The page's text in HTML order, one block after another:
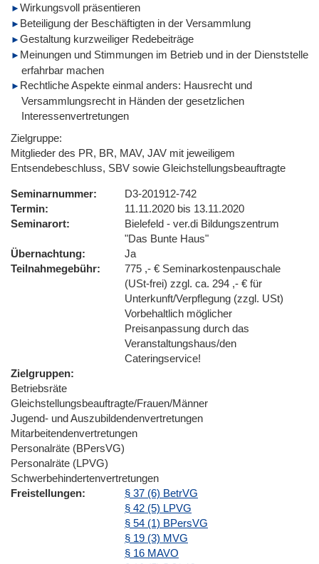
Wirkungsvoll präsentieren
Beteiligung der Beschäftigten in der Versammlung
Gestaltung kurzweiliger Redebeiträge
Meinungen und Stimmungen im Betrieb und in der Dienststelle
erfahrbar machen
Rechtliche Aspekte einmal anders: Hausrecht und
Versammlungsrecht in Händen der gesetzlichen
Interessenvertretungen
Zielgruppe:
Mitglieder des PR, BR, MAV, JAV mit jeweiligem
Entsendebeschluss, SBV sowie Gleichstellungsbeauftragte
Seminarnummer
D3-201912-742
Termin
11.11.2020 bis 13.11.2020
Seminarort
Bielefeld - ver.di Bildungszentrum
"Das Bunte Haus"
Übernachtung
Ja
Teilnahmegebühr
775 ,- € Seminarkostenpauschale
(USt-frei) zzgl. ca. 294 ,- € für
Unterkunft/Verpflegung (zzgl. USt)
Vorbehaltlich möglicher
Preisanpassung durch das
Veranstaltungshaus/den
Cateringservice!
Zielgruppen
Betriebsräte
Gleichstellungsbeauftragte/Frauen/Männer
Jugend- und Auszubildendenvertretungen
Mitarbeitendenvertretungen
Personalräte (BPersVG)
Personalräte (LPVG)
Schwerbehindertenvertretungen
Freistellungen
§ 37 (6) BetrVG
§ 42 (5) LPVG
§ 54 (1) BPersVG
§ 19 (3) MVG
§ 16 MAVO